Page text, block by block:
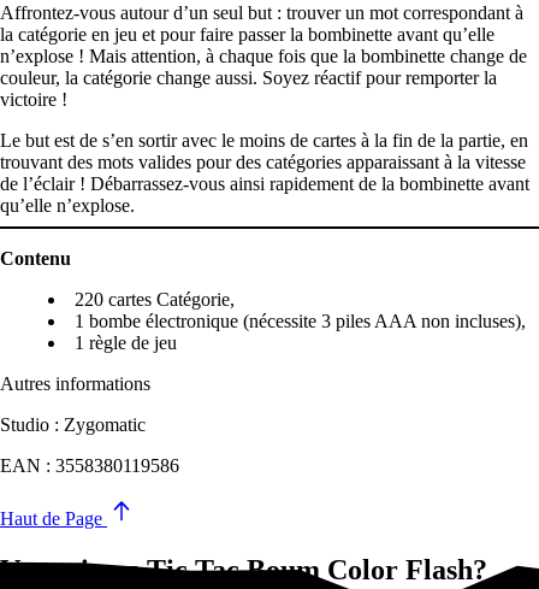
Affrontez-vous autour d’un seul but : trouver un mot correspondant à
la catégorie en jeu et pour faire passer la bombinette avant qu’elle
n’explose ! Mais attention, à chaque fois que la bombinette change de
couleur, la catégorie change aussi. Soyez réactif pour remporter la
victoire !
Le but est de s’en sortir avec le moins de cartes à la fin de la partie, en
trouvant des mots valides pour des catégories apparaissant à la vitesse
de l’éclair ! Débarrassez-vous ainsi rapidement de la bombinette avant
qu’elle n’explose.
Contenu
220 cartes Catégorie,
1 bombe électronique (nécessite 3 piles AAA non incluses),
1 règle de jeu
Autres informations
Studio : Zygomatic
EAN : 3558380119586
Haut de Page
Vous aimez Tic Tac Boum Color Flash?